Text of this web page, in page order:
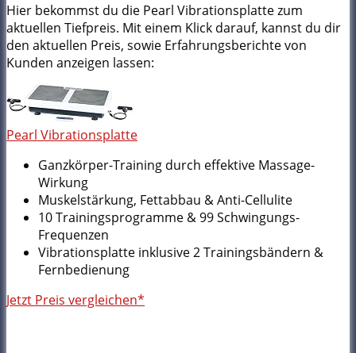
Hier bekommst du die Pearl Vibrationsplatte zum
aktuellen Tiefpreis. Mit einem Klick darauf, kannst du dir
den aktuellen Preis, sowie Erfahrungsberichte von
Kunden anzeigen lassen:
Pearl Vibrationsplatte
Ganzkörper-Training durch effektive Massage-
Wirkung
Muskelstärkung, Fettabbau & Anti-Cellulite
10 Trainingsprogramme & 99 Schwingungs-
Frequenzen
Vibrationsplatte inklusive 2 Trainingsbändern &
Fernbedienung
Jetzt Preis vergleichen*